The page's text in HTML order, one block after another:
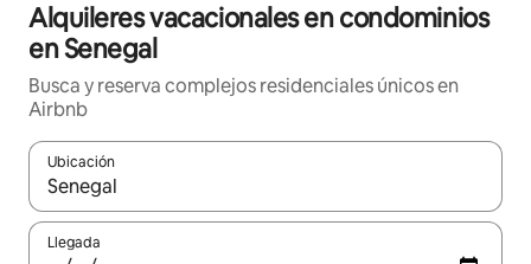
Alquileres vacacionales en condominios
en Senegal
Busca y reserva complejos residenciales únicos en
Airbnb
Ubicación
Cuando los resultados estén disponibles, navega con las
Llegada